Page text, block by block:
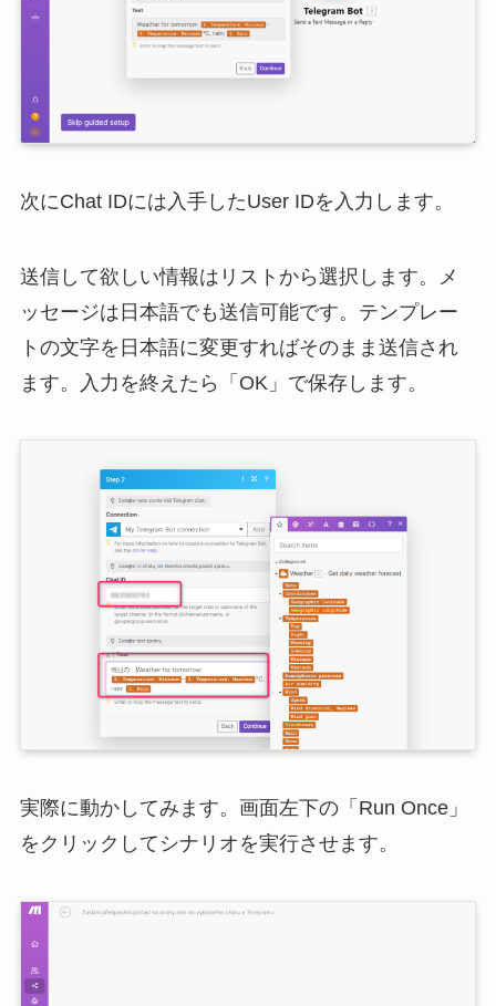
次にChat IDには入手したUser IDを入力します。
送信して欲しい情報はリストから選択します。メ
ッセージは日本語でも送信可能です。テンプレー
トの文字を日本語に変更すればそのまま送信され
ます。入力を終えたら「OK」で保存します。
実際に動かしてみます。画面左下の「Run Once」
をクリックしてシナリオを実行させます。